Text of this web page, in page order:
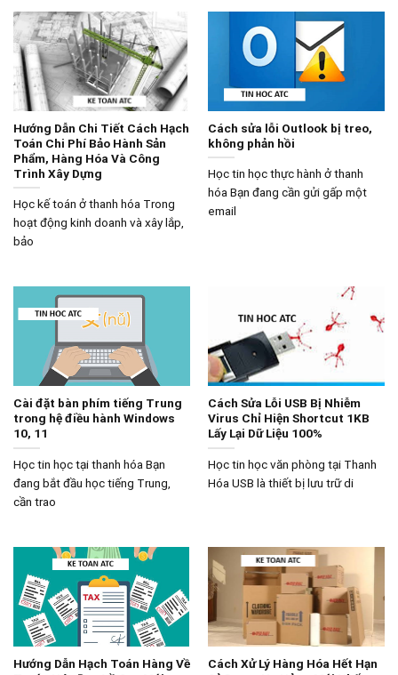
Hướng Dẫn Chi Tiết Cách Hạch
Toán Chi Phí Bảo Hành Sản
Phẩm, Hàng Hóa Và Công
Trình Xây Dựng
Học kế toán ở thanh hóa Trong
hoạt động kinh doanh và xây lắp,
bảo
Cách sửa lỗi Outlook bị treo,
không phản hồi
Học tin học thực hành ở thanh
hóa Bạn đang cần gửi gấp một
email
Cài đặt bàn phím tiếng Trung
trong hệ điều hành Windows
10, 11
Học tin học tại thanh hóa Bạn
đang bắt đầu học tiếng Trung,
cần trao
Cách Sửa Lỗi USB Bị Nhiễm
Virus Chỉ Hiện Shortcut 1KB
Lấy Lại Dữ Liệu 100%
Học tin học văn phòng tại Thanh
Hóa USB là thiết bị lưu trữ di
Hướng Dẫn Hạch Toán Hàng Về
Cách Xử Lý Hàng Hóa Hết Hạn